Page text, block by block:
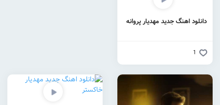
دانلود اهنگ جدید مهدیار پروانه
1